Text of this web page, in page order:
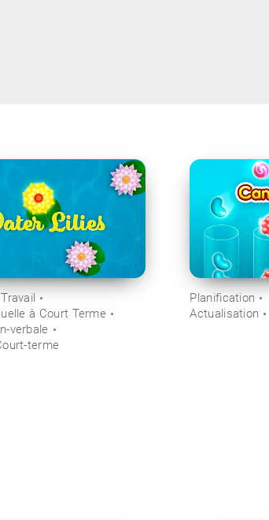
à Court Terme
verbale
terme
Planification
Actualisation